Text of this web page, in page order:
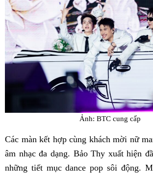
Ảnh: BTC cung cấp
Các màn kết hợp cùng khách mời nữ
âm nhạc đa dạng. Bảo Thy xuất hiện
những tiết mục dance pop sôi động.